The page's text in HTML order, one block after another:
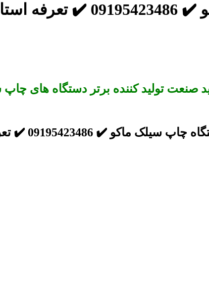
صنعت تولید کننده برتر دستگاه های چاپ
✔️ 09195423486 ✔️ تعرفه استاندارد